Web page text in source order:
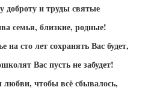
доброту и труды святые
семья, близкие, родные!
на сто лет сохранять Вас будет,
Вас пусть не забудет!
чтобы всё сбывалось,